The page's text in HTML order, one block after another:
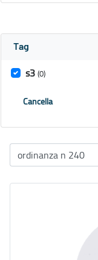
Tag
s3 (0)
Cancella